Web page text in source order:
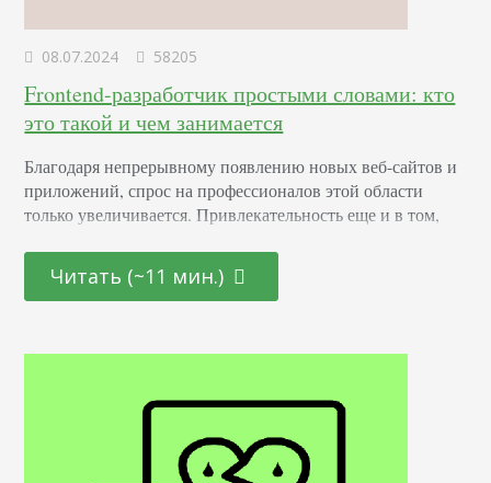
08.07.2024 58205
Frontend-разработчик простыми словами: кто
это такой и чем занимается
Благодаря непрерывному появлению новых веб-сайтов и
приложений, спрос на профессионалов этой области
только увеличивается. Привлекательность еще и в том,
специалистов, так и для тех, кто находится на стадии
переосмысления карьерного пути и готов начать все с
интерфейсов для сайтов и приложений. Он…
Читать (~11 мин.)